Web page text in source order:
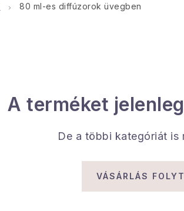
80 ml-es diffúzorok üvegben
A terméket
De a többi kategóriát is
VÁSÁRLÁS